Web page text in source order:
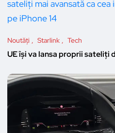
Noutăți Starlink Tech
UE își va lansa proprii sateliți